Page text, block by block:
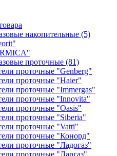
накопительные (5)
проточные (81)
проточные "Genberg"
проточные "Haier"
проточные "Immergas"
проточные "Innovita"
проточные "Oasis"
проточные "Siberia"
проточные "Vatti"
проточные "Конорд"
проточные "Ладогаз"
проточные "Ларгаз"